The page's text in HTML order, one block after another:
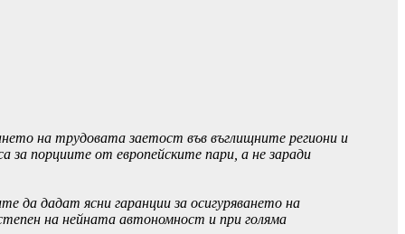
на трудовата заетост във въглищните региони и
за порциите от европейските пари, а не заради
да дадат ясни гаранции за осигуряването на
на нейната автономност и при голяма